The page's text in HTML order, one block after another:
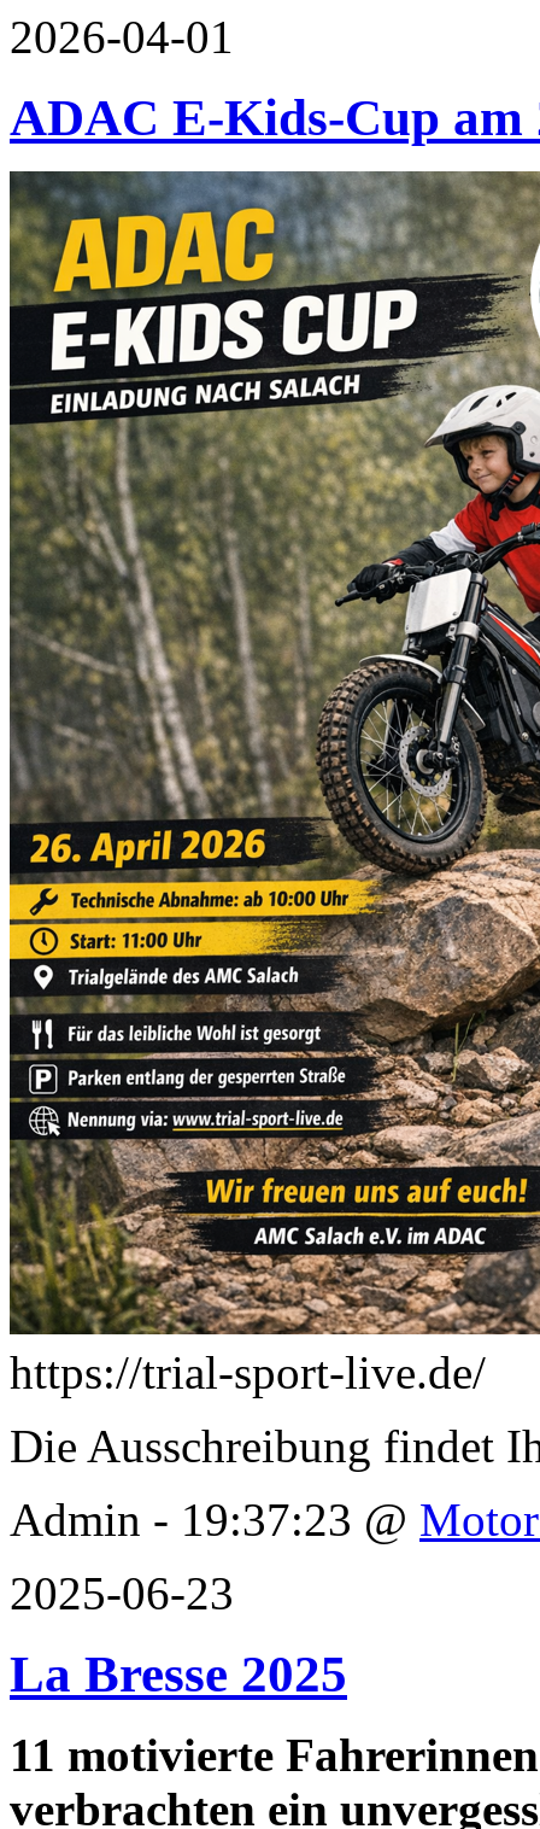
2026-04-01
ADAC E-Kids-Cup am
https://trial-sport-live.de/
Die Ausschreibung findet
Admin - 19:37:23 @
2025-06-23
La Bresse 2025
11 motivierte
verbrachten ein